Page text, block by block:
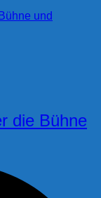
die Bühne